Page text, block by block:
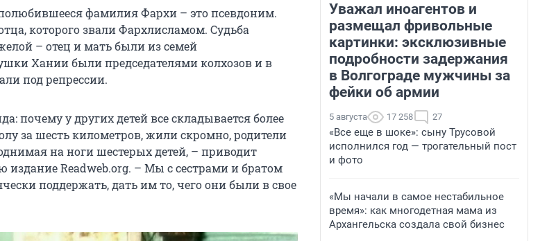
фамилия Фархи – это псевдоним.
которого звали Фархлисламом. Судьба
– отец и мать были из семей
Хании были председателями колхозов и в
под репрессии.
почему у других детей все складывается более
за шесть километров, жили скромно, родители
на ноги шестерых детей, – приводит
издание Readweb.org. – Мы с сестрами и братом
поддержать, дать им то, чего они были в свое
Уважал иноагентов и
размещал фривольные
картинки: эксклюзивные
подробности задержания
в Волгограде мужчины за
фейки об армии
5 августа 17 258 27
«Все еще в шоке»: сыну Трусовой
исполнился год — трогательный пост
и фото
«Мы начали в самое нестабильное
время»: как многодетная мама из
Архангельска создала свой бизнес